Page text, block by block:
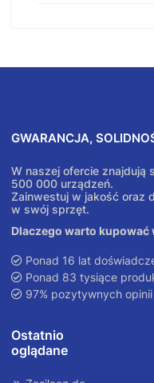
GWARANCJA,
W naszej ofercie znajdują
500 000 urządzeń.
Zainwestuj w jakość oraz
w swój sprzęt.
Dlaczego warto kupować
Ponad 16 lat
Ponad 83 tysiące
97% pozytywnych opinii
Ostatnio
oglądane